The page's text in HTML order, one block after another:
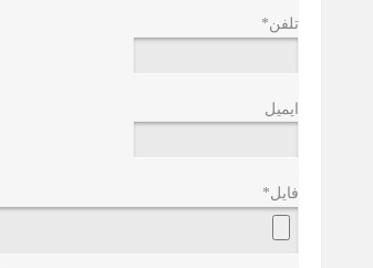
تلفن*
ایمیل
فایل*